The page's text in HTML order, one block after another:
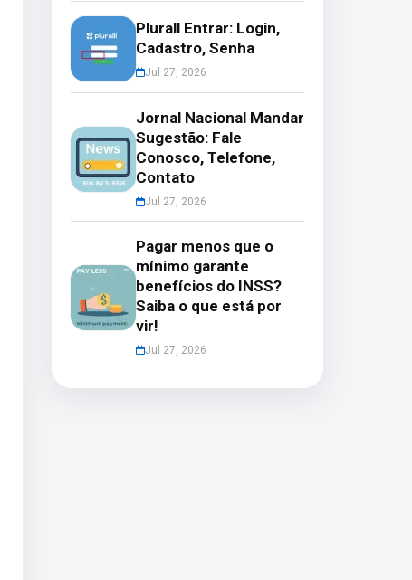
Plurall Entrar: Login,
Cadastro, Senha
Jul 27, 2026
Jornal Nacional Mandar
Sugestão: Fale
Conosco, Telefone,
Contato
Jul 27, 2026
Pagar menos que o
mínimo garante
benefícios do INSS?
Saiba o que está por
vir!
Jul 27, 2026